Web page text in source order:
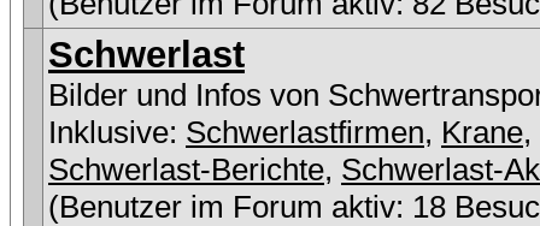
Schwerlast
Bilder und Infos von
Inklusive: Schwerlastfirmen, Krane,
Schwerlast-Berichte, Schwerlast-
(Benutzer im Forum aktiv: 18